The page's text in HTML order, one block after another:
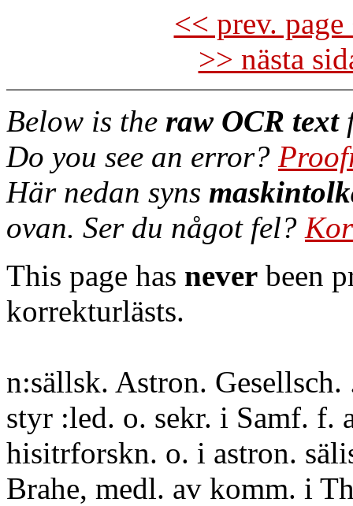
<< prev.
>> nästa
Below is the raw OCR text
Do you see an error?
Här nedan syns
ovan. Ser du något fel?
This page has never been
korrekturlästs.
n:sällsk. Astron. Gesellsch.
styr :led. o. sekr. i Samf. f.
hisitrforskn. o. i astron.
Brahe, medl. av komm. i